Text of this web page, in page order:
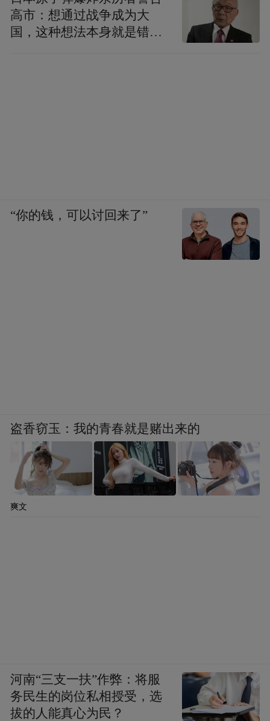
高市：想通过战争成为大
国，这种想法本身就是错误
“你的钱，可以讨回来了”
盗香窃玉：我的青春就是赌出来的
爽文
河南“三支一扶”作弊：将服
务民生的岗位私相授受，选
拔的人能真心为民？